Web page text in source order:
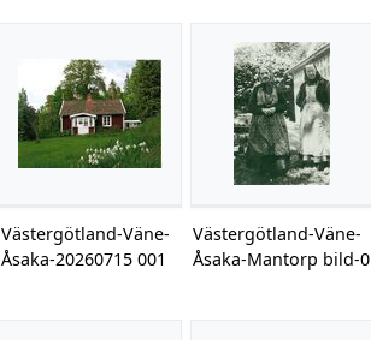
Västergötland-Väne-
Åsaka-20260715 001
Västergötland-Väne-
Åsaka-Mantorp bild-0